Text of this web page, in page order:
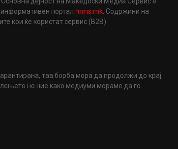
информативен порталmms.mk. Содржини на
кои ќе користат сервис (B2B).
таа борба мора да продолжи до крај.
но ние како медиуми мораме да го